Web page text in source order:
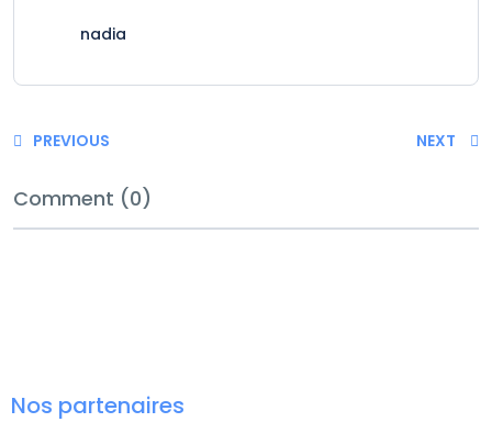
nadia
PREVIOUS NEXT
Comment (0)
Nos partenaires